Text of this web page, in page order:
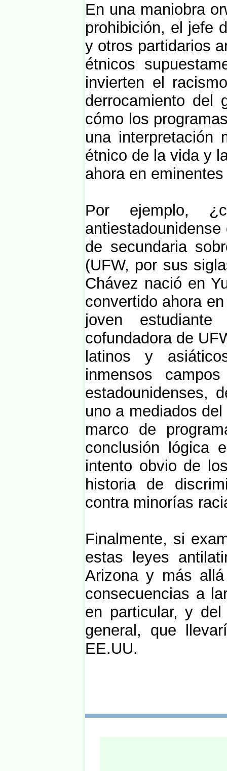
En una maniobra
prohibición, el jefe
y otros partidarios
étnicos
invierten el
derrocamiento del
cómo los
una interpretación
étnico de la vida y
ahora en
Por ejemplo,
de secundaria
(UFW, por sus
Chávez nació en
convertido ahora
joven
cofundadora de
latinos y
inmensos
estadounidenses,
uno a mediados
marco de
conclusión lógica
intento obvio de
historia de
contra minorías
Finalmente, si
estas leyes
Arizona y más
consecuencias a
en particular, y
general, que
EE.UU.